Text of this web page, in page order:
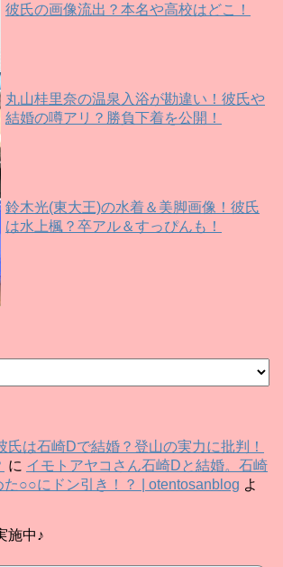
彼氏の画像流出？本名や高校はどこ！
丸山桂里奈の温泉入浴が勘違い！彼氏や
結婚の噂アリ？勝負下着を公開！
鈴木光(東大王)の水着＆美脚画像！彼氏
は水上楓？卒アル＆すっぴんも！
氏は石崎Dで結婚？登山の実力に批判！
に イモトアヤコさん石崎Dと結婚。石崎
た○○にドン引き！？ | otentosanblog よ
施中♪